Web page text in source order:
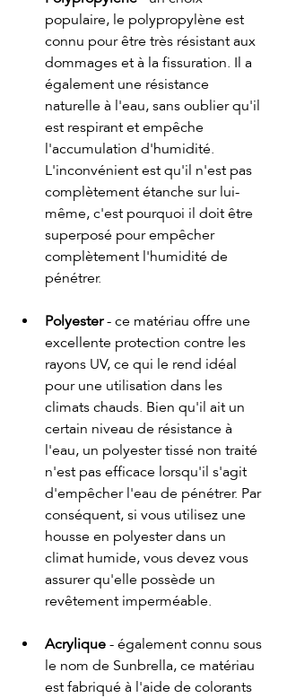
populaire, le polypropylène est
connu pour être très résistant aux
dommages et à la fissuration. Il a
également une résistance
naturelle à l'eau, sans oublier qu'il
est respirant et empêche
l'accumulation d'humidité.
L'inconvénient est qu'il n'est pas
complètement étanche sur lui-
même, c'est pourquoi il doit être
superposé pour empêcher
complètement l'humidité de
pénétrer.
Polyester - ce matériau offre une
excellente protection contre les
rayons UV, ce qui le rend idéal
pour une utilisation dans les
climats chauds. Bien qu'il ait un
certain niveau de résistance à
l'eau, un polyester tissé non traité
n'est pas efficace lorsqu'il s'agit
d'empêcher l'eau de pénétrer. Par
conséquent, si vous utilisez une
housse en polyester dans un
climat humide, vous devez vous
assurer qu'elle possède un
revêtement imperméable.
Acrylique - également connu sous
le nom de Sunbrella, ce matériau
est fabriqué à l'aide de colorants